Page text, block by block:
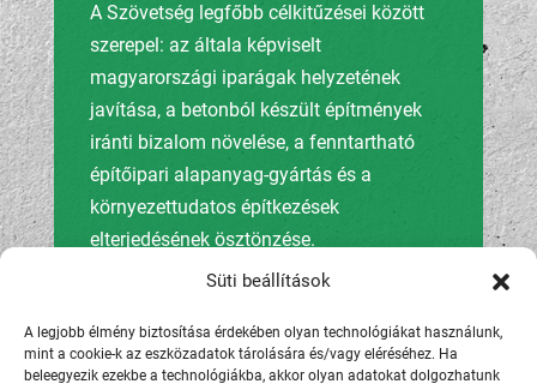
Süti beállítások
A legjobb élmény biztosítása érdekében olyan technológiákat használunk,
mint a cookie-k az eszközadatok tárolására és/vagy eléréséhez. Ha
beleegyezik ezekbe a technológiákba, akkor olyan adatokat dolgozhatunk
A Szövetség legfőbb célkitűzései között
szerepel: az általa képviselt
magyarországi iparágak helyzetének
javítása, a betonból készült építmények
iránti bizalom növelése, a fenntartható
építőipari alapanyag-gyártás és a
környezettudatos építkezések
elterjedésének ösztönzése.